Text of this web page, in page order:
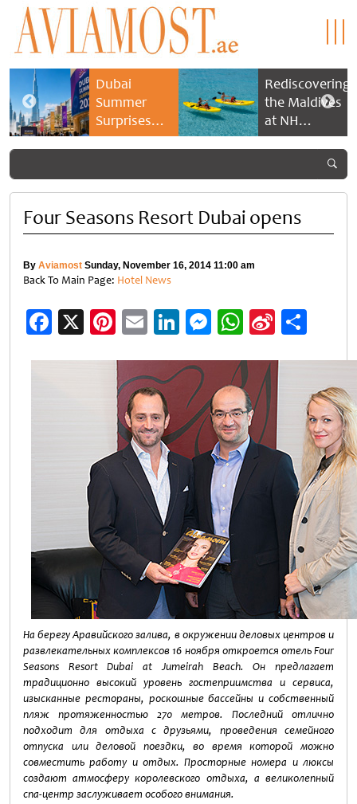
Dubai
Summer
Surprises
2026 returns
savings and
family
experiences
Rediscovering
the Maldives
at NH
Collection
Reethi Resort
Four Seasons Resort Dubai opens
By Aviamost Sunday, November 16, 2014 11:00 am
Back To Main Page: Hotel News
Facebook
X Pinterest
EmailLinkedIn
Messenger
WhatsApp
Sina
На берегу Аравийского залива, в окружении деловых центров и
развлекательных комплексов 16 ноября откроется отельFour
Seasons
Resort Dubai at Jumeirah Beach. Он предлагает
традиционно высокий уровень гостеприимства и сервиса,
изысканные рестораны, роскошные бассейны и собственный
пляж протяженностью 270 метров. Последний отлично
подходит для отдыха с друзьями, проведения семейного
отпуска илиделовой поездки, во время которой можно
совместить работу и отдых. Просторные номера и люксы
создают атмосферу королевского отдыха, а великолепный
спа-центр заслуживает особого внимания.